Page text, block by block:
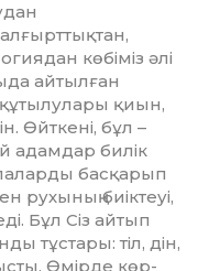
көбі­міз әлі
айтылған
қиын,
Өйткені, бұл –
адамдар би­лік
басқарып
рухының биіктеуі,
Бұл Сіз айтып
тұстары: тіл, дін,
Өмірде көр­